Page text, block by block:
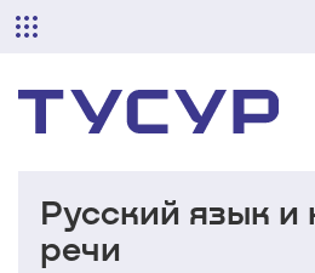
Русский язык и
речи